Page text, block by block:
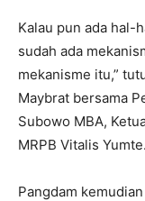
Kalau pun ada hal-
sudah ada
mekanisme itu,”
Maybrat bersama
Subowo MBA,
MRPB Vitalis Yumte.
Pangdam